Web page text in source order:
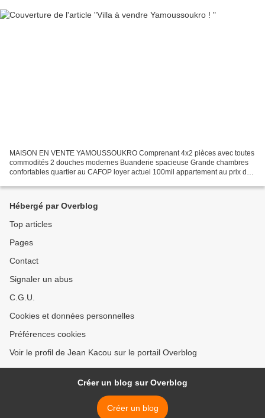
MAISON EN VENTE YAMOUSSOUKRO Comprenant 4x2 pièces avec toutes
commodités 2 douches modernes Buanderie spacieuse Grande chambres
confortables quartier au CAFOP loyer actuel 100mil appartement au prix de
Hébergé par Overblog
Top articles
Pages
Contact
Signaler un abus
C.G.U.
Cookies et données personnelles
Préférences cookies
Voir le profil de Jean Kacou sur le portail Overblog
Créer un blog sur Overblog
Créer un blog